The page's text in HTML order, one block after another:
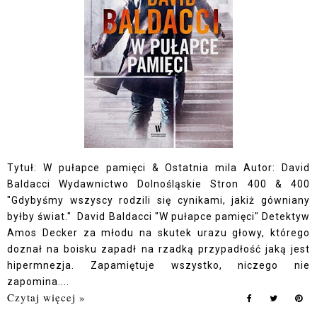
Tytuł: W pułapce pamięci & Ostatnia mila Autor: David
Baldacci Wydawnictwo Dolnośląskie Stron 400 & 400
"Gdybyśmy wszyscy rodzili się cynikami, jakiż gówniany
byłby świat." David Baldacci "W pułapce pamięci" Detektyw
Amos Decker za młodu na skutek urazu głowy, którego
doznał na boisku zapadł na rzadką przypadłość jaką jest
hipermnezja. Zapamiętuje wszystko, niczego nie
zapomina....
Czytaj więcej »